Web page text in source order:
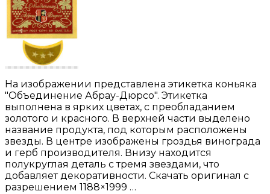
На изображении представлена этикетка коньяка
"Объединение Абрау-Дюрсо". Этикетка
выполнена в ярких цветах, с преобладанием
золотого и красного. В верхней части выделено
название продукта, под которым расположены
звезды. В центре изображены гроздья винограда
и герб производителя. Внизу находится
полукруглая деталь с тремя звездами, что
добавляет декоративности. Скачать оригинал с
разрешением 1188×1999 …